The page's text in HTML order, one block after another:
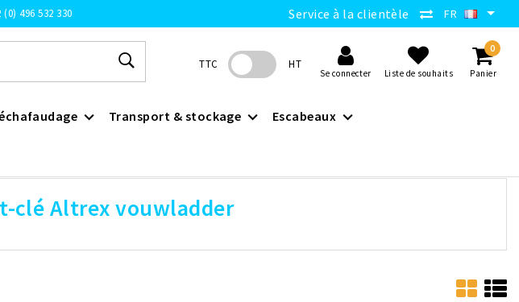
496 532 330 Service à la clientèle FR
TTC HT
Se connecter Liste de souhaits
0
Panier
Transport & stockage Escabeaux
clé Altrex vouwladder